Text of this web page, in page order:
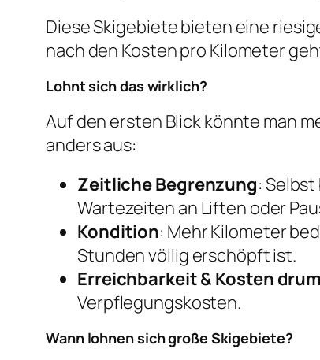
Diese Skigebiete bieten eine
nach den Kosten pro Kilometer
Lohnt sich das wirklich?
Auf den ersten Blick könnte man
anders aus:
Zeitliche Begrenzung:
Wartezeiten an Liften oder
Kondition: Mehr Kilometer
Stunden völlig erschöpft ist.
Erreichbarkeit & Kosten
Verpflegungskosten.
Wann lohnen sich große Skigebiete?